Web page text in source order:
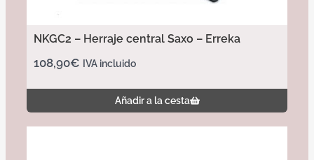
NKGC2 – Herraje central Saxo – Erreka
108,90€ IVA incluido
Añadir a la cesta